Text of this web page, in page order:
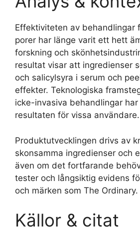
Effektiviteten av behandlingar
porer har länge varit ett hett
forskning och
resultat visar att ingredienser
och salicylsyra i serum och
effekter. Teknologiska
icke-invasiva behandlingar
resultaten för vissa användare.
Produktutvecklingen drivs av
skonsamma ingredienser och
även om det fortfarande
tester och långsiktig evidens
och märken som The Ordinary.
Källor & citat